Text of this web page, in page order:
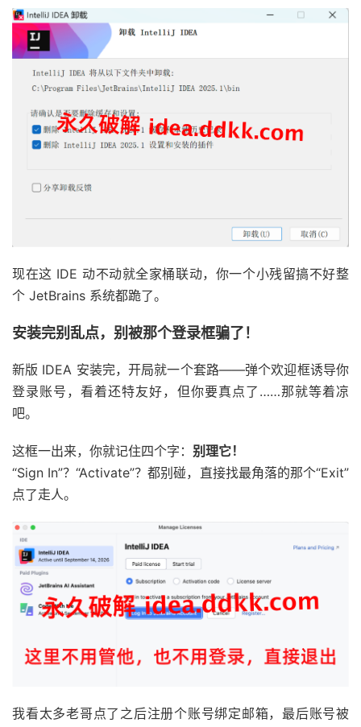
现在这 IDE 动不动就全家桶联动，你一个小残留搞不好整
个 JetBrains 系统都跪了。
安装完别乱点，别被那个登录框骗了！
新版 IDEA 安装完，开局就一个套路——弹个欢迎框诱导你
登录账号，看着还特友好，但你要真点了……那就等着凉
吧。
这框一出来，你就记住四个字： 别理它！
“Sign In”？“Activate”？都别碰，直接找最角落的那个“Exit”
点了走人。
我看太多老哥点了之后注册个账号绑定邮箱，最后账号被